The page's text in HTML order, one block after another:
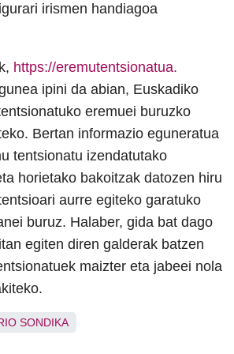
irismen handiagoa
https://eremutentsionatua.
ipini da abian, Euskadiko
eremuei buruzko
Bertan informazio eguneratua
tentsionatu izendatutako
horietako bakoitzak datozen hiru
aurre egiteko garatuko
buruz. Halaber, gida bat dago
egiten diren galderak batzen
maizter eta jabeei nola
SONDIKA